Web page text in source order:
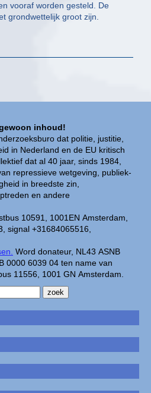
inhoud!
dat politie, justitie,
in Nederland en de EU kritisch
dat al 40 jaar, sinds 1984,
repressieve wetgeving, publiek-
in breedste zin,
en andere
10591, 1001EN Amsterdam,
signal +31684065516,
Word donateur, NL43 ASNB
0000 6039 04 ten name van
11556, 1001 GN Amsterdam.
vooraf worden gesteld. De
grondwettelijk groot zijn.